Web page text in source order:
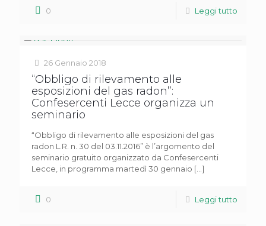
0 Leggi tutto
26 Gennaio 2018
“Obbligo di rilevamento alle
esposizioni del gas radon”:
Confesercenti Lecce organizza un
seminario
“Obbligo di rilevamento alle esposizioni del gas
radon L.R. n. 30 del 03.11.2016” è l’argomento del
seminario gratuito organizzato da Confesercenti
Lecce, in programma martedì 30 gennaio […]
0 Leggi tutto